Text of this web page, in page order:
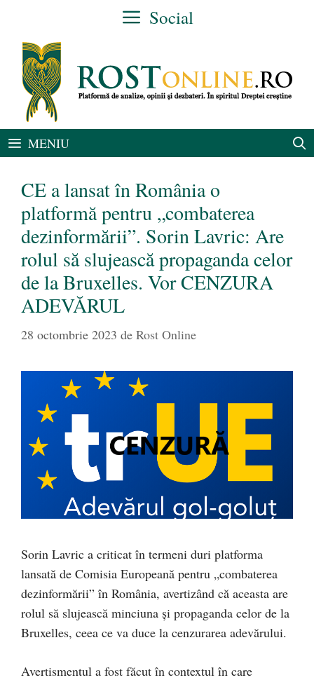
conținut
Social
MENIU
CE a lansat în România o
platformă pentru „combaterea
dezinformării”. Sorin Lavric: Are
rolul să slujească propaganda celor
de la Bruxelles. Vor CENZURA
ADEVĂRUL
28 octombrie 2023 de Rost Online
Sorin Lavric a criticat în termeni duri platforma
lansată de Comisia Europeană pentru „combaterea
dezinformării” în România, avertizând că aceasta are
rolul să slujească minciuna și propaganda celor de la
Bruxelles, ceea ce va duce la cenzurarea adevărului.
Avertismentul a fost făcut în contextul în care